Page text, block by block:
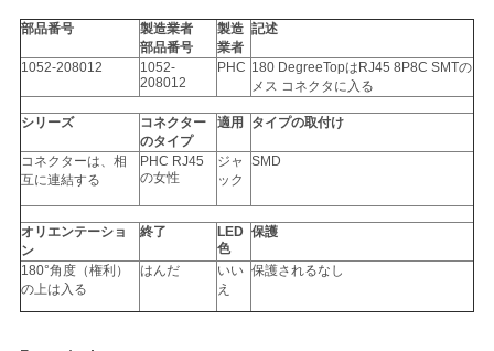
い
VR
SHOW
地
図
PRIVACY
部品番号
製造業者
部品番号
製造
業者
記述
1052-208012
1052-
208012
PHC 180 DegreeTopはRJ45 8P8C SMTの
メス コネクタに入る
シリーズ
コネクター
のタイプ
適用 タイプの取付け
コネクターは、相
互に連結する
PHC RJ45
の女性
ジャ
ック
SMD
オリエンテーショ
ン
終了
LED
色
保護
180°角度（権利）
の上は入る
はんだ
いい
え
保護されるなし